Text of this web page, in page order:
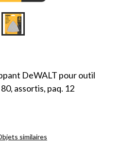
DeWALT pour outil
assortis, paq. 12
similaires